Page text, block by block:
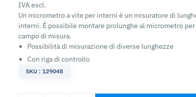
IVA escl.
Un micrometro a vite per interni è un misuratore di
interni. È possibile montare prolunghe al micrometro
campo di misura.
Possibilità di misurazione di diverse lunghezze
Con riga di controllo
SKU : 129048